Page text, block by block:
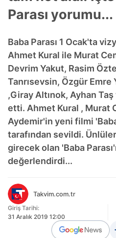
Parası yorumu...
Baba Parası 1 Ocak'ta
Ahmet Kural ile Murat
Devrim Yakut, Rasim
Tanrısevsin, Özgür Emre
,Giray Altınok, Ayhan
etti. Ahmet Kural , Murat
Aydemir'in yeni filmi
tarafından sevildi.
girecek olan 'Baba
değerlendirdi...
Takvim.com.tr
Giriş Tarihi:
31 Aralık 2019 12:00